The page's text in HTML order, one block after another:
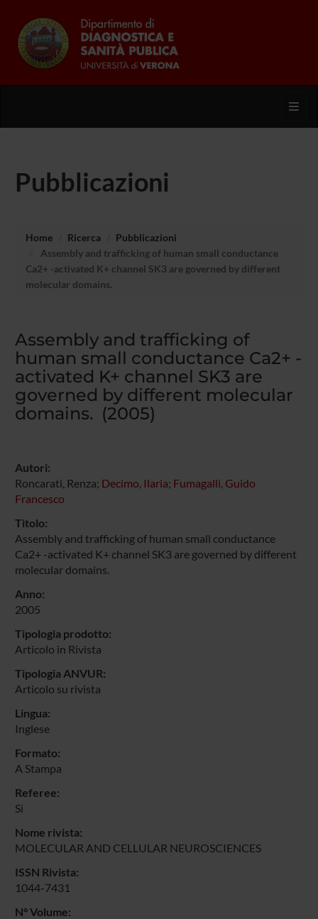
Pubblicazioni
Home Ricerca
Pubblicazioni
Assembly and trafficking of human small conductance
Ca2+ -activated K+ channel SK3 are governed by different
molecular domains.
Assembly and trafficking of
human small conductance Ca2+ -
activated K+ channel SK3 are
governed by different molecular
domains. (2005)
Autori:
Roncarati, Renza; Decimo, Ilaria; Fumagalli, Guido
Francesco
Titolo:
Assembly and trafficking of human small conductance
Ca2+ -activated K+ channel SK3 are governed by different
molecular domains.
Anno:
2005
Tipologia prodotto:
Articolo in Rivista
Tipologia ANVUR:
Articolo su rivista
Lingua:
Inglese
Formato:
A Stampa
Referee:
Sì
Nome rivista:
MOLECULAR AND CELLULAR NEUROSCIENCES
ISSN Rivista:
1044-7431
N° Volume: